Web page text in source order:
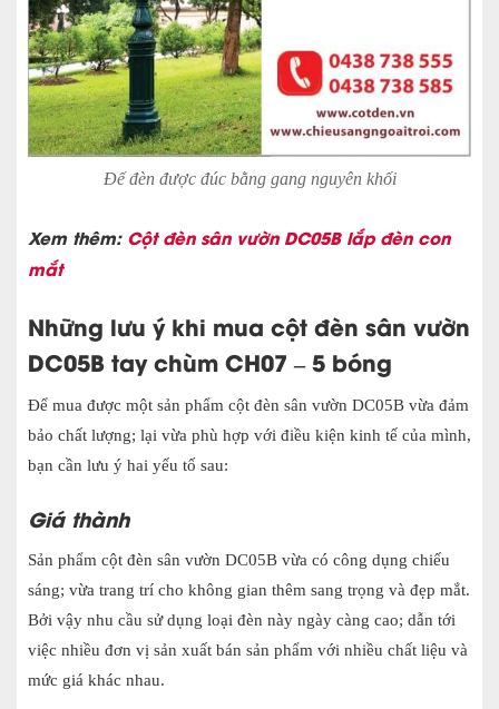
Đế đèn được đúc bằng gang nguyên khối
Xem thêm: Cột đèn sân vườn DC05B lắp đèn con
mắt
Những lưu ý khi mua cột đèn sân vườn
DC05B tay chùm CH07 – 5 bóng
Để mua được một sản phẩm cột đèn sân vườn DC05B vừa đảm
bảo chất lượng; lại vừa phù hợp với điều kiện kinh tế của mình,
bạn cần lưu ý hai yếu tố sau:
Giá thành
Sản phẩm cột đèn sân vườn DC05B vừa có công dụng chiếu
sáng; vừa trang trí cho không gian thêm sang trọng và đẹp mắt.
Bởi vậy nhu cầu sử dụng loại đèn này ngày càng cao; dẫn tới
việc nhiều đơn vị sản xuất bán sản phẩm với nhiều chất liệu và
mức giá khác nhau.